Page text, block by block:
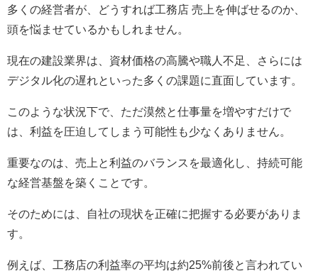
多くの経営者が、どうすれば工務店 売上を伸ばせるのか、
頭を悩ませているかもしれません。
現在の建設業界は、資材価格の高騰や職人不足、さらには
デジタル化の遅れといった多くの課題に直面しています。
このような状況下で、ただ漠然と仕事量を増やすだけで
は、利益を圧迫してしまう可能性も少なくありません。
重要なのは、売上と利益のバランスを最適化し、持続可能
な経営基盤を築くことです。
そのためには、自社の現状を正確に把握する必要がありま
す。
例えば、工務店の利益率の平均は約25%前後と言われてい